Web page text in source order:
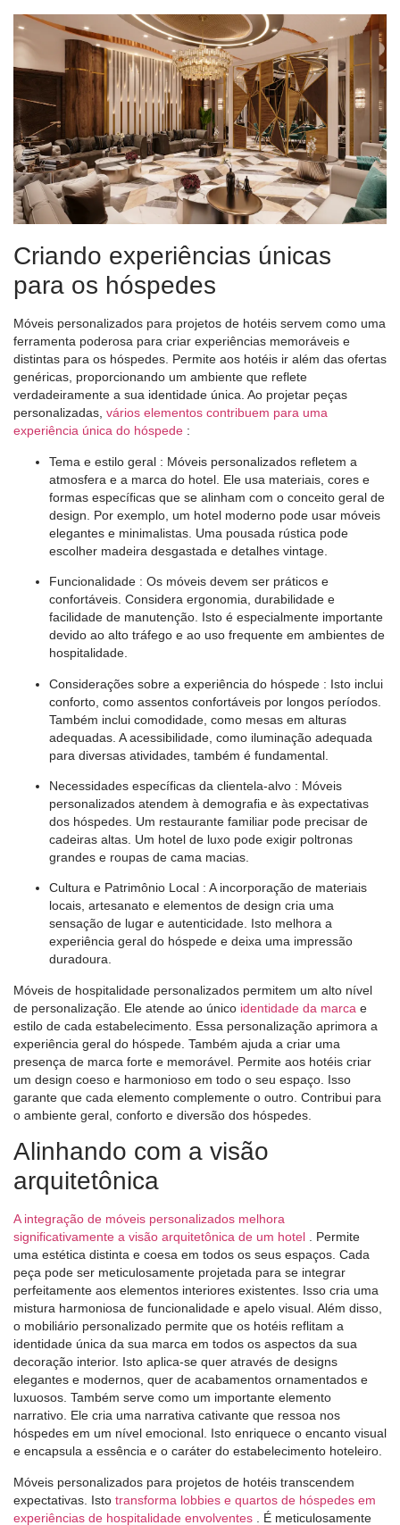
Criando experiências únicas
para os hóspedes
Móveis personalizados para projetos de hotéis servem como uma
ferramenta poderosa para criar experiências memoráveis ​​e
distintas para os hóspedes. Permite aos hotéis ir além das ofertas
genéricas, proporcionando um ambiente que reflete
verdadeiramente a sua identidade única. Ao projetar peças
personalizadas, vários elementos contribuem para uma
experiência única do hóspede :
Tema e estilo geral : Móveis personalizados refletem a
atmosfera e a marca do hotel. Ele usa materiais, cores e
formas específicas que se alinham com o conceito geral de
design. Por exemplo, um hotel moderno pode usar móveis
elegantes e minimalistas. Uma pousada rústica pode
escolher madeira desgastada e detalhes vintage.
Funcionalidade : Os móveis devem ser práticos e
confortáveis. Considera ergonomia, durabilidade e
facilidade de manutenção. Isto é especialmente importante
devido ao alto tráfego e ao uso frequente em ambientes de
hospitalidade.
Considerações sobre a experiência do hóspede : Isto inclui
conforto, como assentos confortáveis ​​por longos períodos.
Também inclui comodidade, como mesas em alturas
adequadas. A acessibilidade, como iluminação adequada
para diversas atividades, também é fundamental.
Necessidades específicas da clientela-alvo : Móveis
personalizados atendem à demografia e às expectativas
dos hóspedes. Um restaurante familiar pode precisar de
cadeiras altas. Um hotel de luxo pode exigir poltronas
grandes e roupas de cama macias.
Cultura e Patrimônio Local : A incorporação de materiais
locais, artesanato e elementos de design cria uma
sensação de lugar e autenticidade. Isto melhora a
experiência geral do hóspede e deixa uma impressão
duradoura.
Móveis de hospitalidade personalizados permitem um alto nível
de personalização. Ele atende ao único identidade da marca e
estilo de cada estabelecimento. Essa personalização aprimora a
experiência geral do hóspede. Também ajuda a criar uma
presença de marca forte e memorável. Permite aos hotéis criar
um design coeso e harmonioso em todo o seu espaço. Isso
garante que cada elemento complemente o outro. Contribui para
o ambiente geral, conforto e diversão dos hóspedes.
Alinhando com a visão
arquitetônica
A integração de móveis personalizados melhora
significativamente a visão arquitetônica de um hotel
. Permite
uma estética distinta e coesa em todos os seus espaços. Cada
peça pode ser meticulosamente projetada para se integrar
perfeitamente aos elementos interiores existentes. Isso cria uma
mistura harmoniosa de funcionalidade e apelo visual. Além disso,
o mobiliário personalizado permite que os hotéis reflitam a
identidade única da sua marca em todos os aspectos da sua
decoração interior. Isto aplica-se quer através de designs
elegantes e modernos, quer de acabamentos ornamentados e
luxuosos. Também serve como um importante elemento
narrativo. Ele cria uma narrativa cativante que ressoa nos
hóspedes em um nível emocional. Isto enriquece o encanto visual
e encapsula a essência e o caráter do estabelecimento hoteleiro.
Móveis personalizados para projetos de hotéis transcendem
expectativas. Isto transforma lobbies e quartos de hóspedes em
experiências de hospitalidade envolventes
. É meticulosamente